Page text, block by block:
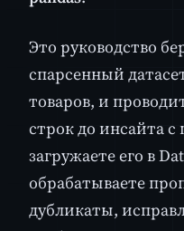
Это руководство
спарсенный
товаров, и
строк до инсайта
загружаете его в
обрабатываете
дубликаты,